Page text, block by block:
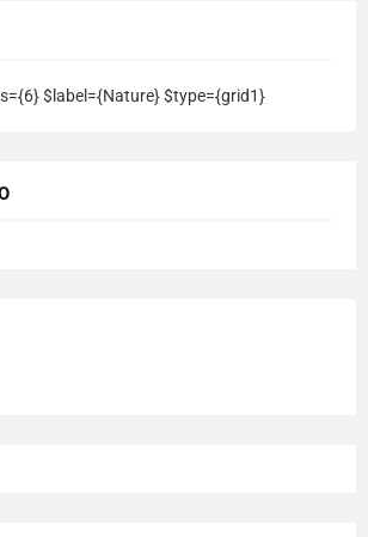
$label={Nature} $type={grid1}